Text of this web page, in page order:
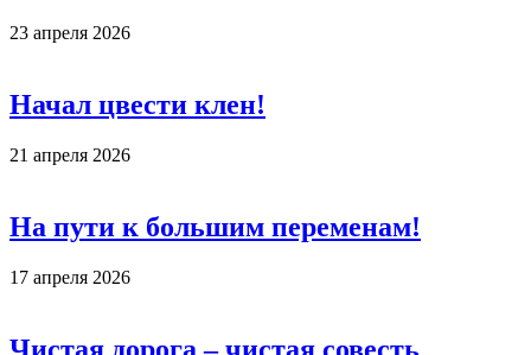
23 апреля 2026
Начал цвести клен!
21 апреля 2026
На пути к большим переменам!
17 апреля 2026
Чистая дорога – чистая совесть